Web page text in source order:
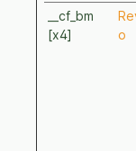
__cf_bm
[x4]
o